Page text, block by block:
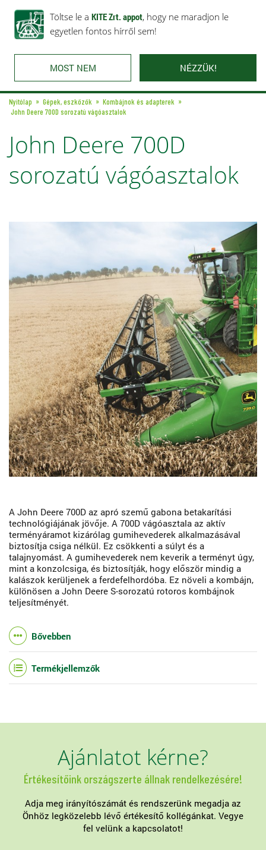
Töltse le a KITE Zrt. appot, hogy ne maradjon le
egyetlen fontos hírről sem!
MOST NEM NÉZZÜK!
Rólunk Ajánlataink Karrier Kapcsolat
Nyitólap Gépek, eszközök
Kombájnok és adapterek
John Deere 700D sorozatú vágóasztalok
John Deere 700D
sorozatú vágóasztalok
A John Deere 700D az apró szemű gabona betakarítási
technológiájának jövője. A 700D vágóasztala az aktív
terményáramot kizárólag gumihevederek alkalmazásával
biztosítja csiga nélkül. Ez csökkenti a súlyt és a
talajnyomást. A gumihevederek nem keverik a terményt úgy,
mint a konzolcsiga, és biztosítják, hogy először mindig a
kalászok kerüljenek a ferdefelhordóba. Ez növeli a kombájn,
különösen a John Deere S-sorozatú rotoros kombájnok
teljesítményét.
Bővebben
Termékjellemzők
Ajánlatot kérne?
Értékesítőink országszerte állnak rendelkezésére!
Adja meg irányítószámát és rendszerünk megadja az
Önhöz legközelebb lévő értékesítő kollégánkat. Vegye
fel velünk a kapcsolatot!